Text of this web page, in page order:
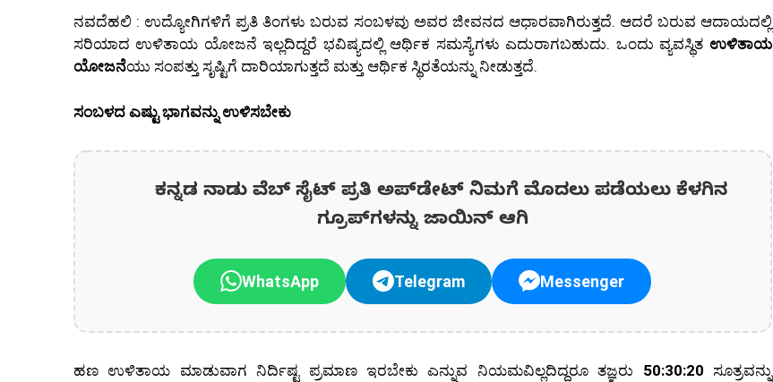
ನವದೆಹಲಿ : ಉದ್ಯೋಗಿಗಳಿಗೆ ಪ್ರತಿ ತಿಂಗಳು ಬರುವ ಸಂಬಳವು ಅವರ ಜೀವನದ ಆಧಾರವಾಗಿರುತ್ತದೆ. ಆದರೆ ಬರುವ ಆದಾಯದಲ್ಲಿ
ಸರಿಯಾದ ಉಳಿತಾಯ ಯೋಜನೆ ಇಲ್ಲದಿದ್ದರೆ ಭವಿಷ್ಯದಲ್ಲಿ ಆರ್ಥಿಕ ಸಮಸ್ಯೆಗಳು ಎದುರಾಗಬಹುದು. ಒಂದು ವ್ಯವಸ್ಥಿತ ಉಳಿತಾಯ
ಯೋಜನೆಯು ಸಂಪತ್ತು ಸೃಷ್ಟಿಗೆ ದಾರಿಯಾಗುತ್ತದೆ ಮತ್ತು ಆರ್ಥಿಕ ಸ್ಥಿರತೆಯನ್ನು ನೀಡುತ್ತದೆ.
ಸಂಬಳದ ಎಷ್ಟು ಭಾಗವನ್ನು ಉಳಿಸಬೇಕು
ಕನ್ನಡ ನಾಡು ವೆಬ್ ಸೈಟ್ ಪ್ರತಿ ಅಪ್‌ಡೇಟ್‌ ನಿಮಗೆ ಮೊದಲು ಪಡೆಯಲು ಕೆಳಗಿನ
ಗ್ರೂಪ್‌ಗಳನ್ನು ಜಾಯಿನ್ ಆಗಿ
WhatsApp Telegram Messenger
ಹಣ ಉಳಿತಾಯ ಮಾಡುವಾಗ ನಿರ್ದಿಷ್ಟ ಪ್ರಮಾಣ ಇರಬೇಕು ಎನ್ನುವ ನಿಯಮವಿಲ್ಲದಿದ್ದರೂ ತಜ್ಞರು 50:30:20 ಸೂತ್ರವನ್ನು